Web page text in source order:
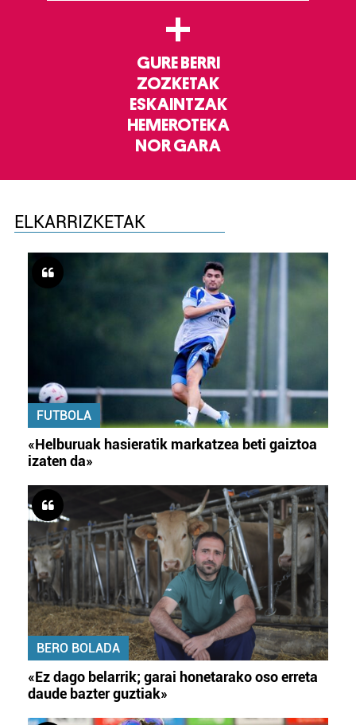
+
GURE BERRI
ZOZKETAK
ESKAINTZAK
HEMEROTEKA
NOR GARA
ELKARRIZKETAK
FUTBOLA
«Helburuak hasieratik markatzea beti gaiztoa
izaten da»
BERO BOLADA
«Ez dago belarrik; garai honetarako oso erreta
daude bazter guztiak»